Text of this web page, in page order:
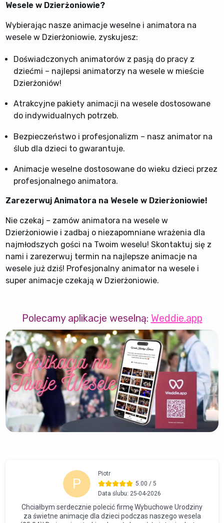
Wesele w Dzierżoniowie?
Wybierając nasze animacje weselne i animatora na
wesele w Dzierżoniowie, zyskujesz:
Doświadczonych animatorów z pasją do pracy z
dziećmi – najlepsi animatorzy na wesele w mieście
Dzierżoniów!
Atrakcyjne pakiety animacji na wesele dostosowane
do indywidualnych potrzeb.
Bezpieczeństwo i profesjonalizm – nasz animator na
ślub dla dzieci to gwarantuje.
Animacje weselne dostosowane do wieku dzieci przez
profesjonalnego animatora.
Zarezerwuj Animatora na Wesele w Dzierżoniowie!
Nie czekaj – zamów animatora na wesele w
Dzierżoniowie i zadbaj o niezapomniane wrażenia dla
najmłodszych gości na Twoim weselu! Skontaktuj się z
nami i zarezerwuj termin na najlepsze animacje na
wesele już dziś! Profesjonalny animator na wesele i
super animacje czekają w Dzierżoniowie.
Polecamy aplikacje weselną: Weddie.app